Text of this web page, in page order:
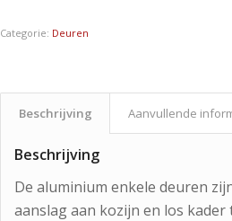
Categorie: Deuren
Beschrijving Aanvullende
Beschrijving
De aluminium enkele deuren
aanslag aan kozijn en los